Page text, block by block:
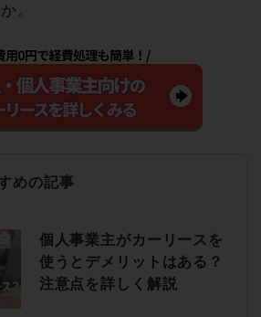
。
めの記事
個人事業主がカーリースを
使うとデメリットはある？
注意点を詳しく解説